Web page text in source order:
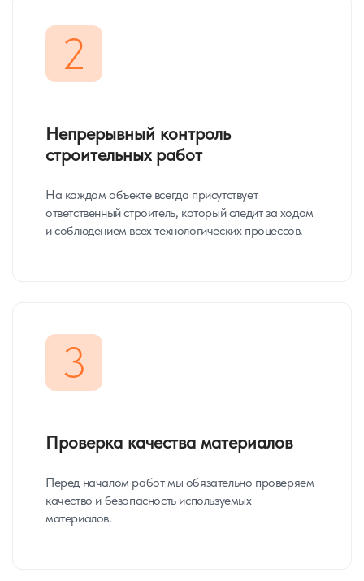
2
Непрерывный контроль
строительных работ
На каждом объекте всегда присутствует
ответственный строитель, который следит за ходом
и соблюдением всех технологических процессов.
3
Проверка качества материалов
Перед началом работ мы обязательно проверяем
качество и безопасность используемых
материалов.